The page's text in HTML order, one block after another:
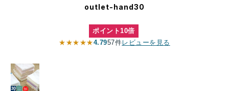
outlet-hand30
ポイント10倍
★★★★★4.7957件レビューを見る